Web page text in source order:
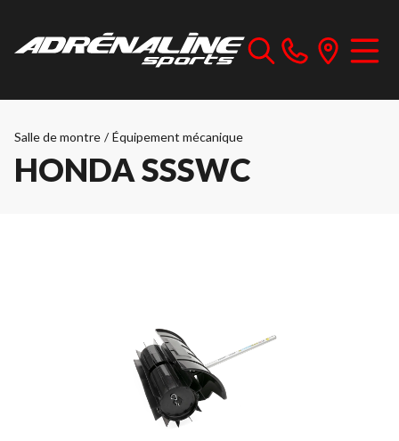
Salle de montre / Équipement mécanique
HONDA SSSWC